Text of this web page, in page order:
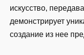
искусство,
демонстрирует
создание из нее